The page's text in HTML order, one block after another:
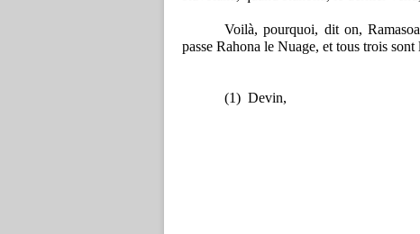
Voilà, pourquoi, dit on,
passe Rahona le Nuage, et tous trois sont
(1) Devin,